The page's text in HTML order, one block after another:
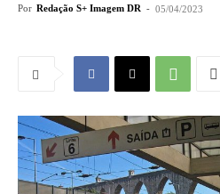
Por Redação S+ Imagem DR - 05/04/2023